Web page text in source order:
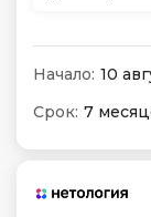
Начало: 10
Срок: 7